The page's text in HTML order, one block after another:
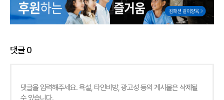
댓글0